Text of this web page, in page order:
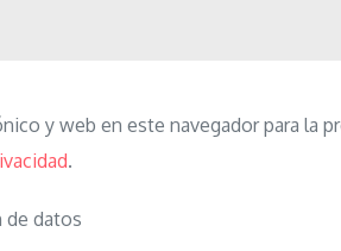
y web en este navegador para la
.
de datos